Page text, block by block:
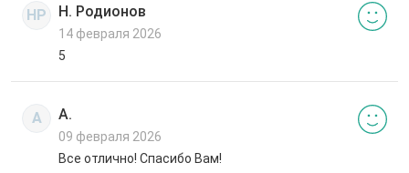
НР Н. Родионов
14 февраля 2026
5
А А.
09 февраля 2026
Все отлично! Спасибо Вам!